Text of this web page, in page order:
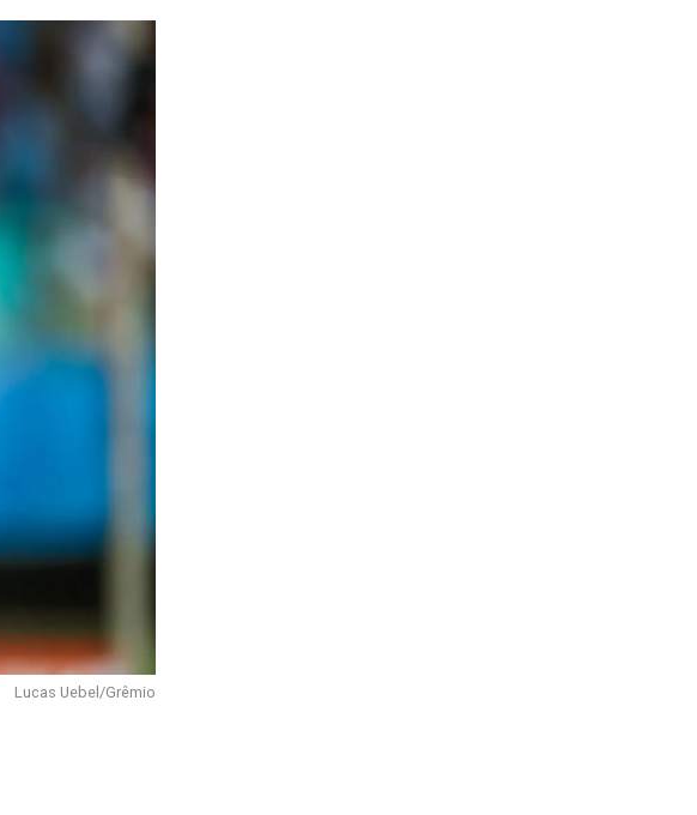
Lucas Uebel/Grêmio